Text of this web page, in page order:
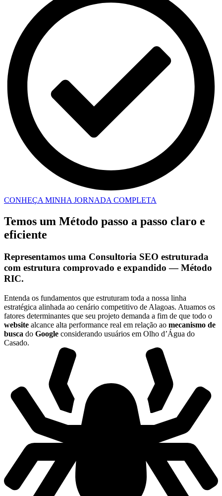
CONHEÇA MINHA JORNADA COMPLETA
Temos um Método passo a passo claro e
eficiente
Representamos uma Consultoria SEO estruturada
com estrutura comprovado e expandido —Método
RIC.
Entenda os fundamentos que estruturam toda a nossa linha
estratégica alinhada ao cenário competitivo de Alagoas. Atuamos os
fatores determinantes que seu projeto demanda a fim de que todo o
website alcance alta performance real em relação ao mecanismo de
busca do Google considerando usuários em Olho d’Água do
Casado.